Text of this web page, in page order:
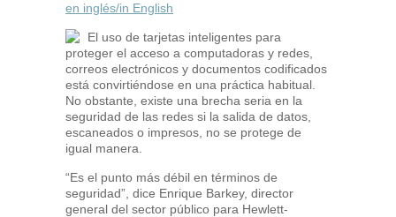
en inglés/in English
El uso de tarjetas inteligentes para
proteger el acceso a computadoras y redes,
correos electrónicos y documentos codificados
está convirtiéndose en una práctica habitual.
No obstante, existe una brecha seria en la
seguridad de las redes si la salida de datos,
escaneados o impresos, no se protege de
igual manera.
“Es el punto más débil en términos de
seguridad”, dice Enrique Barkey, director
general del sector público para Hewlett-